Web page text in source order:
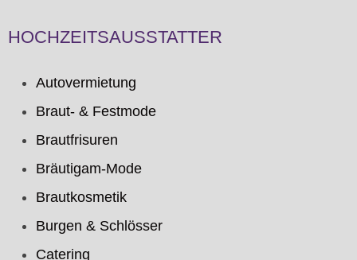
HOCHZEITSAUSSTATTER
Autovermietung
Braut- & Festmode
Brautfrisuren
Bräutigam-Mode
Brautkosmetik
Burgen & Schlösser
Catering